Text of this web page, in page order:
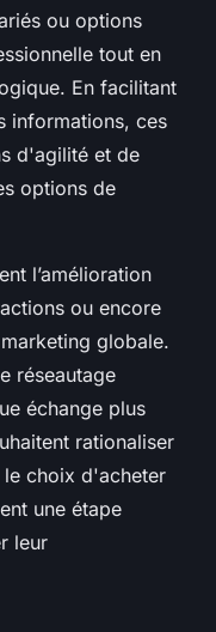
ou options
tout en
En facilitant
informations, ces
d'agilité et de
options de
l’amélioration
ou encore
globale.
réseautage
échange plus
rationaliser
choix d'acheter
une étape
leur